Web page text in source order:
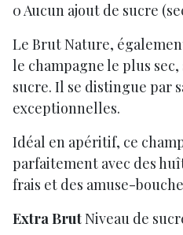
0 Aucun ajout de sucre
Le Brut Nature,
le champagne le plus
sucre. Il se distingue par
exceptionnelles.
Idéal en apéritif, ce
parfaitement avec des
frais et des amuse-
Extra BrutNiveau de